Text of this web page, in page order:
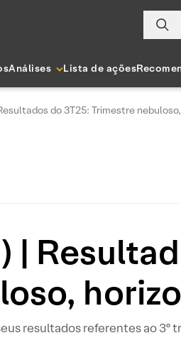
Análises Lista de ações
do 3T25: Trimestre
|
resultados referentes ao 3º